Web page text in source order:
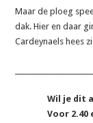
Maar de ploeg
dak. Hier en daar
Cardeynaels hees
Wil je dit
Voor 2.40